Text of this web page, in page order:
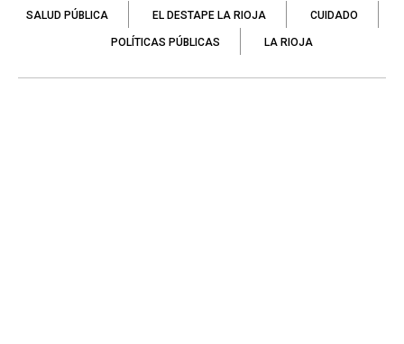
SALUD PÚBLICA EL DESTAPE LA RIOJA CUIDADO
POLÍTICAS PÚBLICAS LA RIOJA